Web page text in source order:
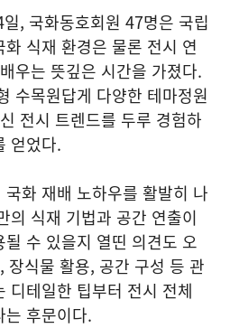
, 국화동호회원 47명은 국립
식재 환경은 물론 전시 연
우는 뜻깊은 시간을 가졌다.
수목원답게 다양한 테마정원
전시 트렌드를 두루 경험하
얻었다.
화 재배 노하우를 활발히 나
의 식재 기법과 공간 연출이
수 있을지 열띤 의견도 오
장식물 활용, 공간 구성 등 관
디테일한 팁부터 전시 전체
는 후문이다.